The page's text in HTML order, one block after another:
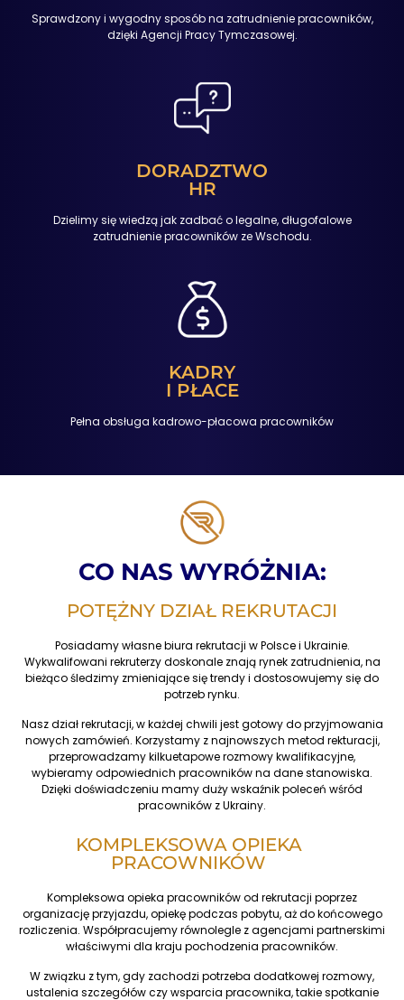
Sprawdzony i wygodny sposób na zatrudnienie pracowników,
dzięki Agencji Pracy Tymczasowej.
DORADZTWO
HR
Dzielimy się wiedzą jak zadbać o legalne, długofalowe
zatrudnienie pracowników ze Wschodu.
KADRY
I PŁACE
Pełna obsługa kadrowo-płacowa pracowników
CO NAS WYRÓŻNIA:
POTĘŻNY DZIAŁ REKRUTACJI
Posiadamy własne biura rekrutacji w Polsce i Ukrainie.
Wykwalifowani rekruterzy doskonale znają rynek zatrudnienia, na
bieżąco śledzimy zmieniające się trendy i dostosowujemy się do
potrzeb rynku.
Nasz dział rekrutacji, w każdej chwili jest gotowy do przyjmowania
nowych zamówień. Korzystamy z najnowszych metod rekturacji,
przeprowadzamy kilkuetapowe rozmowy kwalifikacyjne,
wybieramy odpowiednich pracowników na dane stanowiska.
Dzięki doświadczeniu mamy duży wskaźnik poleceń wśród
pracowników z Ukrainy.
KOMPLEKSOWA OPIEKA
PRACOWNIKÓW
Kompleksowa opieka pracowników od rekrutacji poprzez
organizację przyjazdu, opiekę podczas pobytu, aż do końcowego
rozliczenia. Współpracujemy równolegle z agencjami partnerskimi
właściwymi dla kraju pochodzenia pracowników.
W związku z tym, gdy zachodzi potrzeba dodatkowej rozmowy,
ustalenia szczegółów czy wsparcia pracownika, takie spotkanie